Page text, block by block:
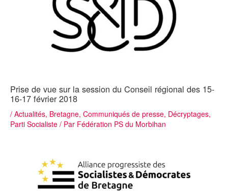
Prise de vue sur la session du Conseil régional des 15-
16-17 février 2018
/ Actualités, Bretagne, Communiqués de presse, Décryptages,
Parti Socialiste / Par Fédération PS du Morbihan